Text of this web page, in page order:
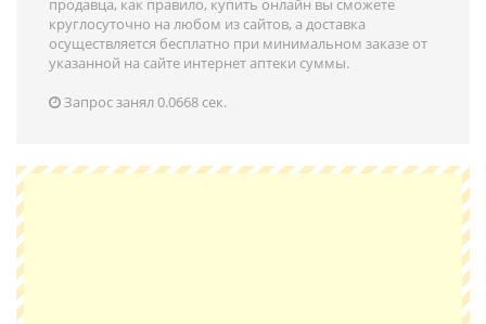
продавца, как правило, купить онлайн вы сможете
круглосуточно на любом из сайтов, а доставка
осуществляется бесплатно при минимальном заказе от
указанной на сайте интернет аптеки суммы.
Запрос занял 0.0668 сек.